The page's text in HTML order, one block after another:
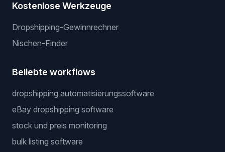
Kostenlose Werkzeuge
Dropshipping-Gewinnrechner
Nischen-Finder
Beliebte workflows
dropshipping automatisierungssoftware
eBay dropshipping software
stock und preis monitoring
bulk listing software